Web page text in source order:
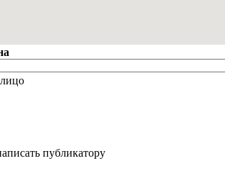
публикатору